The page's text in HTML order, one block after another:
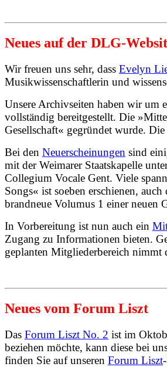
Neues auf der DLG-
Wir freuen uns sehr, dass Evelyn
Musikwissenschaftlerin und
Unsere Archivseiten haben wir um
vollständig bereitgestellt. Die
Gesellschaft« gegründet wurde.
Bei den Neuerscheinungen sind
mit der Weimarer Staatskapelle
Collegium Vocale Gent. Viele
Songs« ist soeben erschienen,
brandneue Volumus 1 einer neuen
In Vorbereitung ist nun auch ein
Zugang zu Informationen bieten.
geplanten Mitgliederbereich nimmt
Neues vom Forum Liszt
Das Forum Liszt No. 2 ist im
beziehen möchte, kann diese bei
finden Sie auf unseren Forum Liszt